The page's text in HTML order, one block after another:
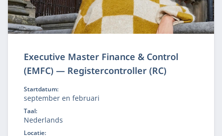
Executive Master Finance & Control
(EMFC) — Registercontroller (RC)
Startdatum:
september en februari
Taal:
Nederlands
Locatie: